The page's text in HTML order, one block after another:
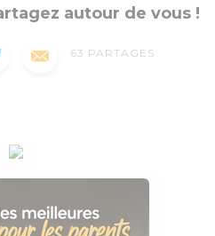
autour de vous !
63 PARTAGES